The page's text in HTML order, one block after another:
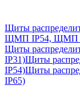
Щиты
ЩМП IP54, ЩМП
Щиты
IP31)Щиты
IP54)Щиты
IP65)